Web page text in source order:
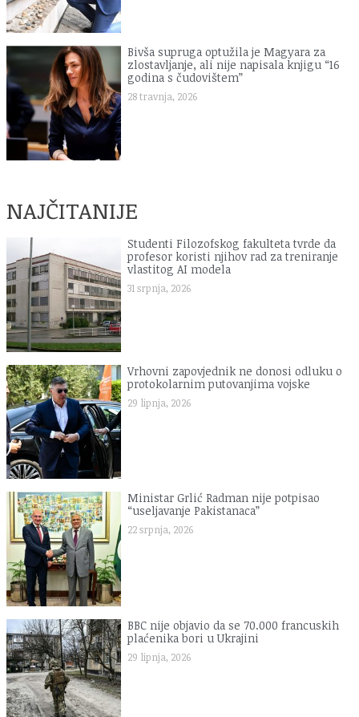
Bivša supruga optužila je Magyara za
zlostavljanje, ali nije napisala knjigu “16
godina s čudovištem”
28 travnja, 2026
NAJČITANIJE
Studenti Filozofskog fakulteta tvrde da
profesor koristi njihov rad za treniranje
vlastitog AI modela
31 srpnja, 2026
Vrhovni zapovjednik ne donosi odluku o
protokolarnim putovanjima vojske
29 lipnja, 2026
Ministar Grlić Radman nije potpisao
“useljavanje Pakistanaca”
22 srpnja, 2026
BBC nije objavio da se 70.000 francuskih
plaćenika bori u Ukrajini
29 lipnja, 2026